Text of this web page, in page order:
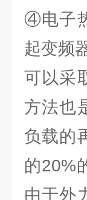
④电子
起变频
可以采
方法也
负载的
的20%
由于外